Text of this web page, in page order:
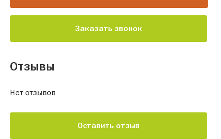
Заказать звонок
Отзывы
Нет отзывов
Оставить отзыв